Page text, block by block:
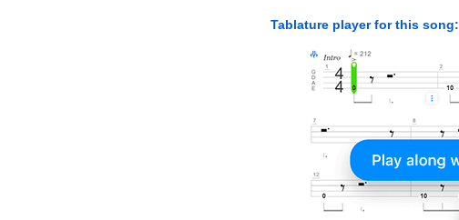
Tablature player for this song: